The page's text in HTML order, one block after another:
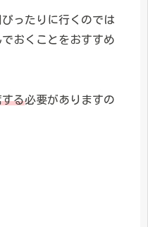
ったりに行くのでは
おくことをおすすめ
する必要がありますの